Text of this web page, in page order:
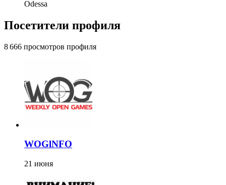
Odessa
Посетители профиля
8 666 просмотров профиля
WOGlNFO
21 июня